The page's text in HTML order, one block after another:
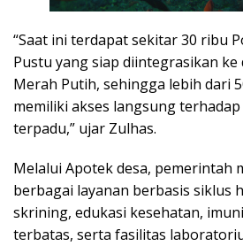
“Saat ini terdapat sekitar 30 ribu
Pustu yang siap diintegrasikan ke
Merah Putih, sehingga lebih dari
memiliki akses langsung
terpadu,” ujar Zulhas.
Melalui Apotek desa, pemerintah
berbagai layanan berbasis siklus
skrining, edukasi kesehatan,
terbatas, serta fasilitas